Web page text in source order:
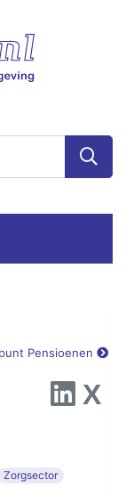
Pensioenen
Zorgsector